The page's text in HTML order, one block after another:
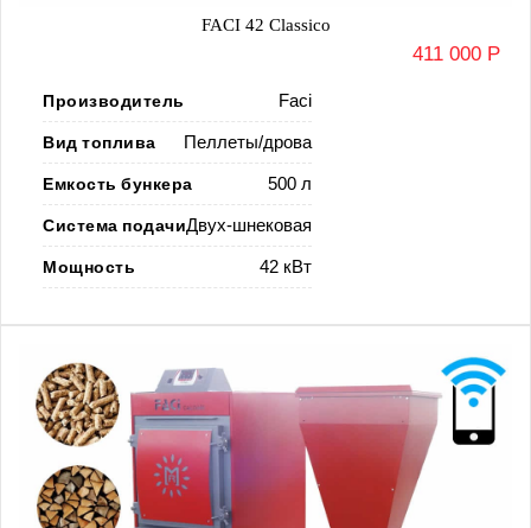
FACI 42 Classico
411 000 Р
Производитель Faci
Вид топлива Пеллеты/дрова
Емкость бункера 500 л
Система подачиДвух-шнековая
Мощность 42 кВт